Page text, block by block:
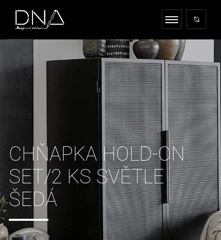
CHŇAPKA HOLD-ON
SET/2 KS SVĚTLE
ŠEDÁ